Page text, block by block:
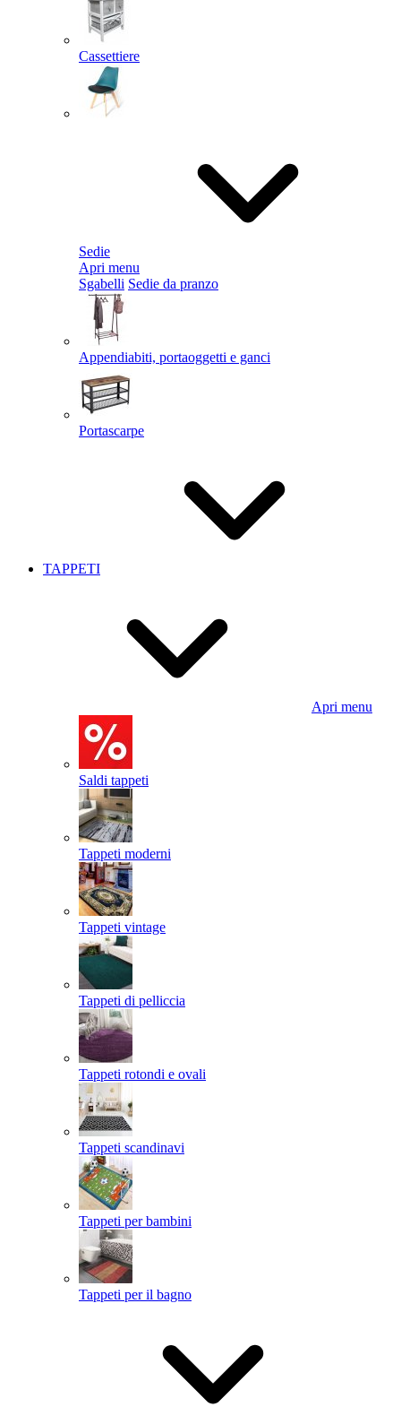
Cassettiere
Sedie
Apri menu
Sgabelli Sedie da pranzo
Appendiabiti, portaoggetti e ganci
Portascarpe
TAPPETI
Apri menu
Saldi tappeti
Tappeti moderni
Tappeti vintage
Tappeti di pelliccia
Tappeti rotondi e ovali
Tappeti scandinavi
Tappeti per bambini
Tappeti per il bagno